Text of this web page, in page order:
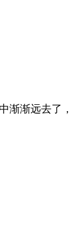
渐渐远去了，